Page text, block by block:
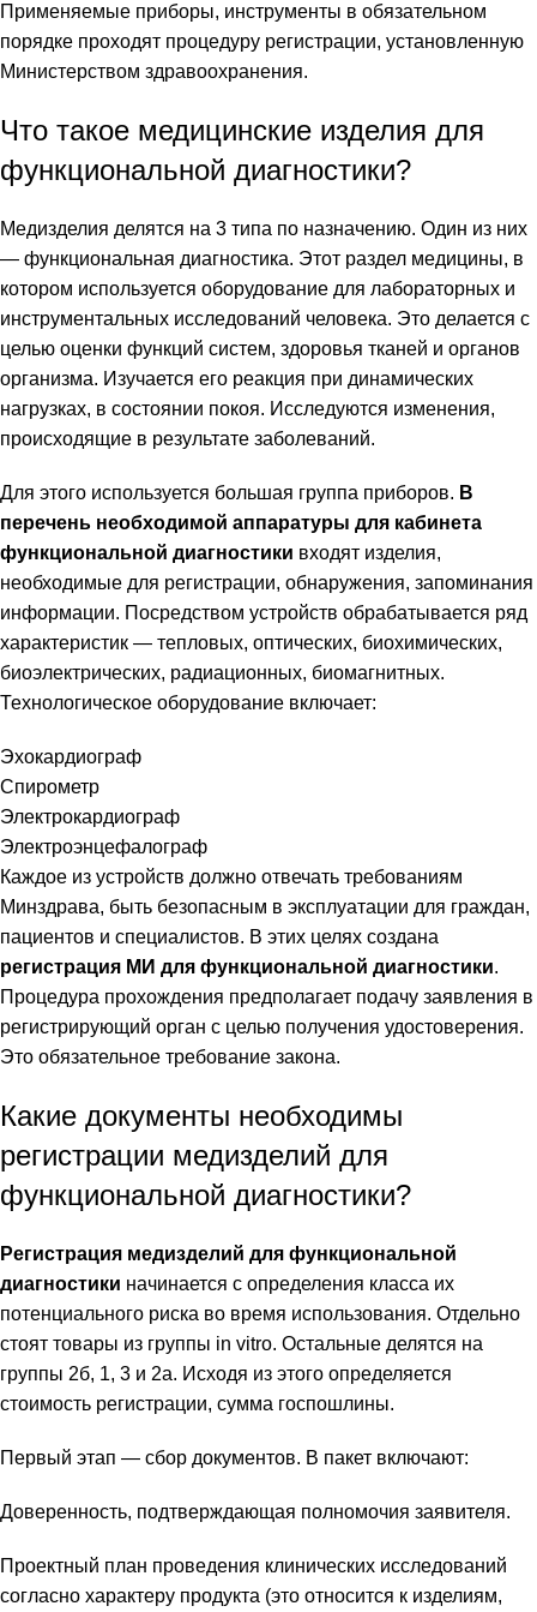
Применяемые приборы, инструменты в обязательном
порядке проходят процедуру регистрации, установленную
Министерством здравоохранения.
Что такое медицинские изделия для
функциональной диагностики?
Медизделия делятся на 3 типа по назначению. Один из них
— функциональная диагностика. Этот раздел медицины, в
котором используется оборудование для лабораторных и
инструментальных исследований человека. Это делается с
целью оценки функций систем, здоровья тканей и органов
организма. Изучается его реакция при динамических
нагрузках, в состоянии покоя. Исследуются изменения,
происходящие в результате заболеваний.
Для этого используется большая группа приборов. В
перечень необходимой аппаратуры для кабинета
функциональной диагностики входят изделия,
необходимые для регистрации, обнаружения, запоминания
информации. Посредством устройств обрабатывается ряд
характеристик — тепловых, оптических, биохимических,
биоэлектрических, радиационных, биомагнитных.
Технологическое оборудование включает:
Эхокардиограф
Спирометр
Электрокардиограф
Электроэнцефалограф
Каждое из устройств должно отвечать требованиям
Минздрава, быть безопасным в эксплуатации для граждан,
пациентов и специалистов. В этих целях создана
регистрация МИ для функциональной диагностики.
Процедура прохождения предполагает подачу заявления в
регистрирующий орган с целью получения удостоверения.
Это обязательное требование закона.
Какие документы необходимы
регистрации медизделий для
функциональной диагностики?
Регистрация медизделий для функциональной
диагностики начинается с определения класса их
потенциального риска во время использования. Отдельно
стоят товары из группы in vitro. Остальные делятся на
группы 2б, 1, 3 и 2а. Исходя из этого определяется
стоимость регистрации, сумма госпошлины.
Первый этап — сбор документов. В пакет включают:
Доверенность, подтверждающая полномочия заявителя.
Проектный план проведения клинических исследований
согласно характеру продукта (это относится к изделиям,